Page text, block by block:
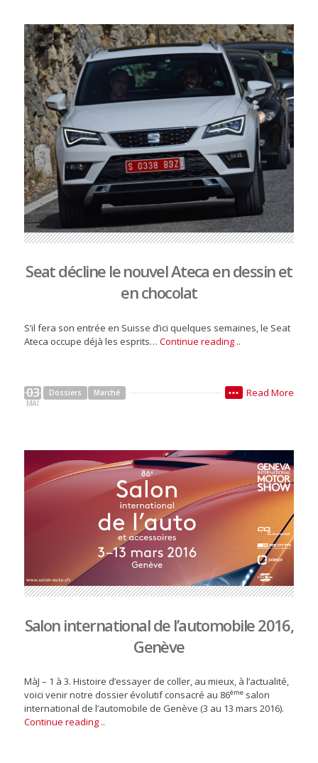
Seat décline le nouvel Ateca en dessin et
en chocolat
S’il fera son entrée en Suisse d’ici quelques semaines, le Seat
Ateca occupe déjà les esprits… Continue reading ..
03
MAI
Dossiers Marché Read More
•••
Salon international de l’automobile 2016,
Genève
MàJ – 1 à 3. Histoire d’essayer de coller, au mieux, à l’actualité,
voici venir notre dossier évolutif consacré au 86èmesalon
international de l’automobile de Genève (3 au 13 mars 2016).
Continue reading ..